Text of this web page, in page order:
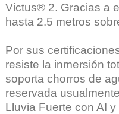
Victus® 2. Gracias a
hasta 2.5 metros
Por sus
resiste la inmersión
soporta chorros de
reservada
Lluvia Fuerte con AI